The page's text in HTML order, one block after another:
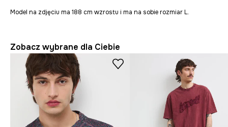
Model na zdjęciu ma 188 cm wzrostu i ma na sobie rozmiar L.
Zobacz wybrane dla Ciebie